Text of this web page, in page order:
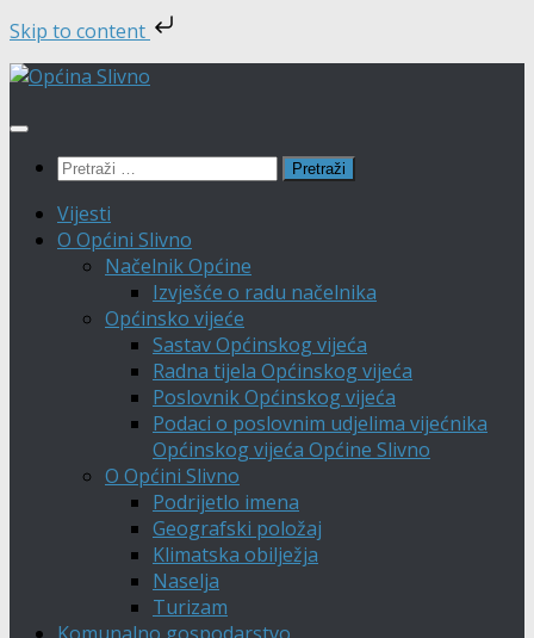
Skip to content
Skip
content
Pretraži:
Vijesti
O Općini Slivno
Načelnik Općine
Izvješće o radu načelnika
Općinsko vijeće
Sastav Općinskog vijeća
Radna tijela Općinskog vijeća
Poslovnik Općinskog vijeća
Podaci o poslovnim udjelima vijećnika
Općinskog vijeća Općine Slivno
O Općini Slivno
Podrijetlo imena
Geografski položaj
Klimatska obilježja
Naselja
Turizam